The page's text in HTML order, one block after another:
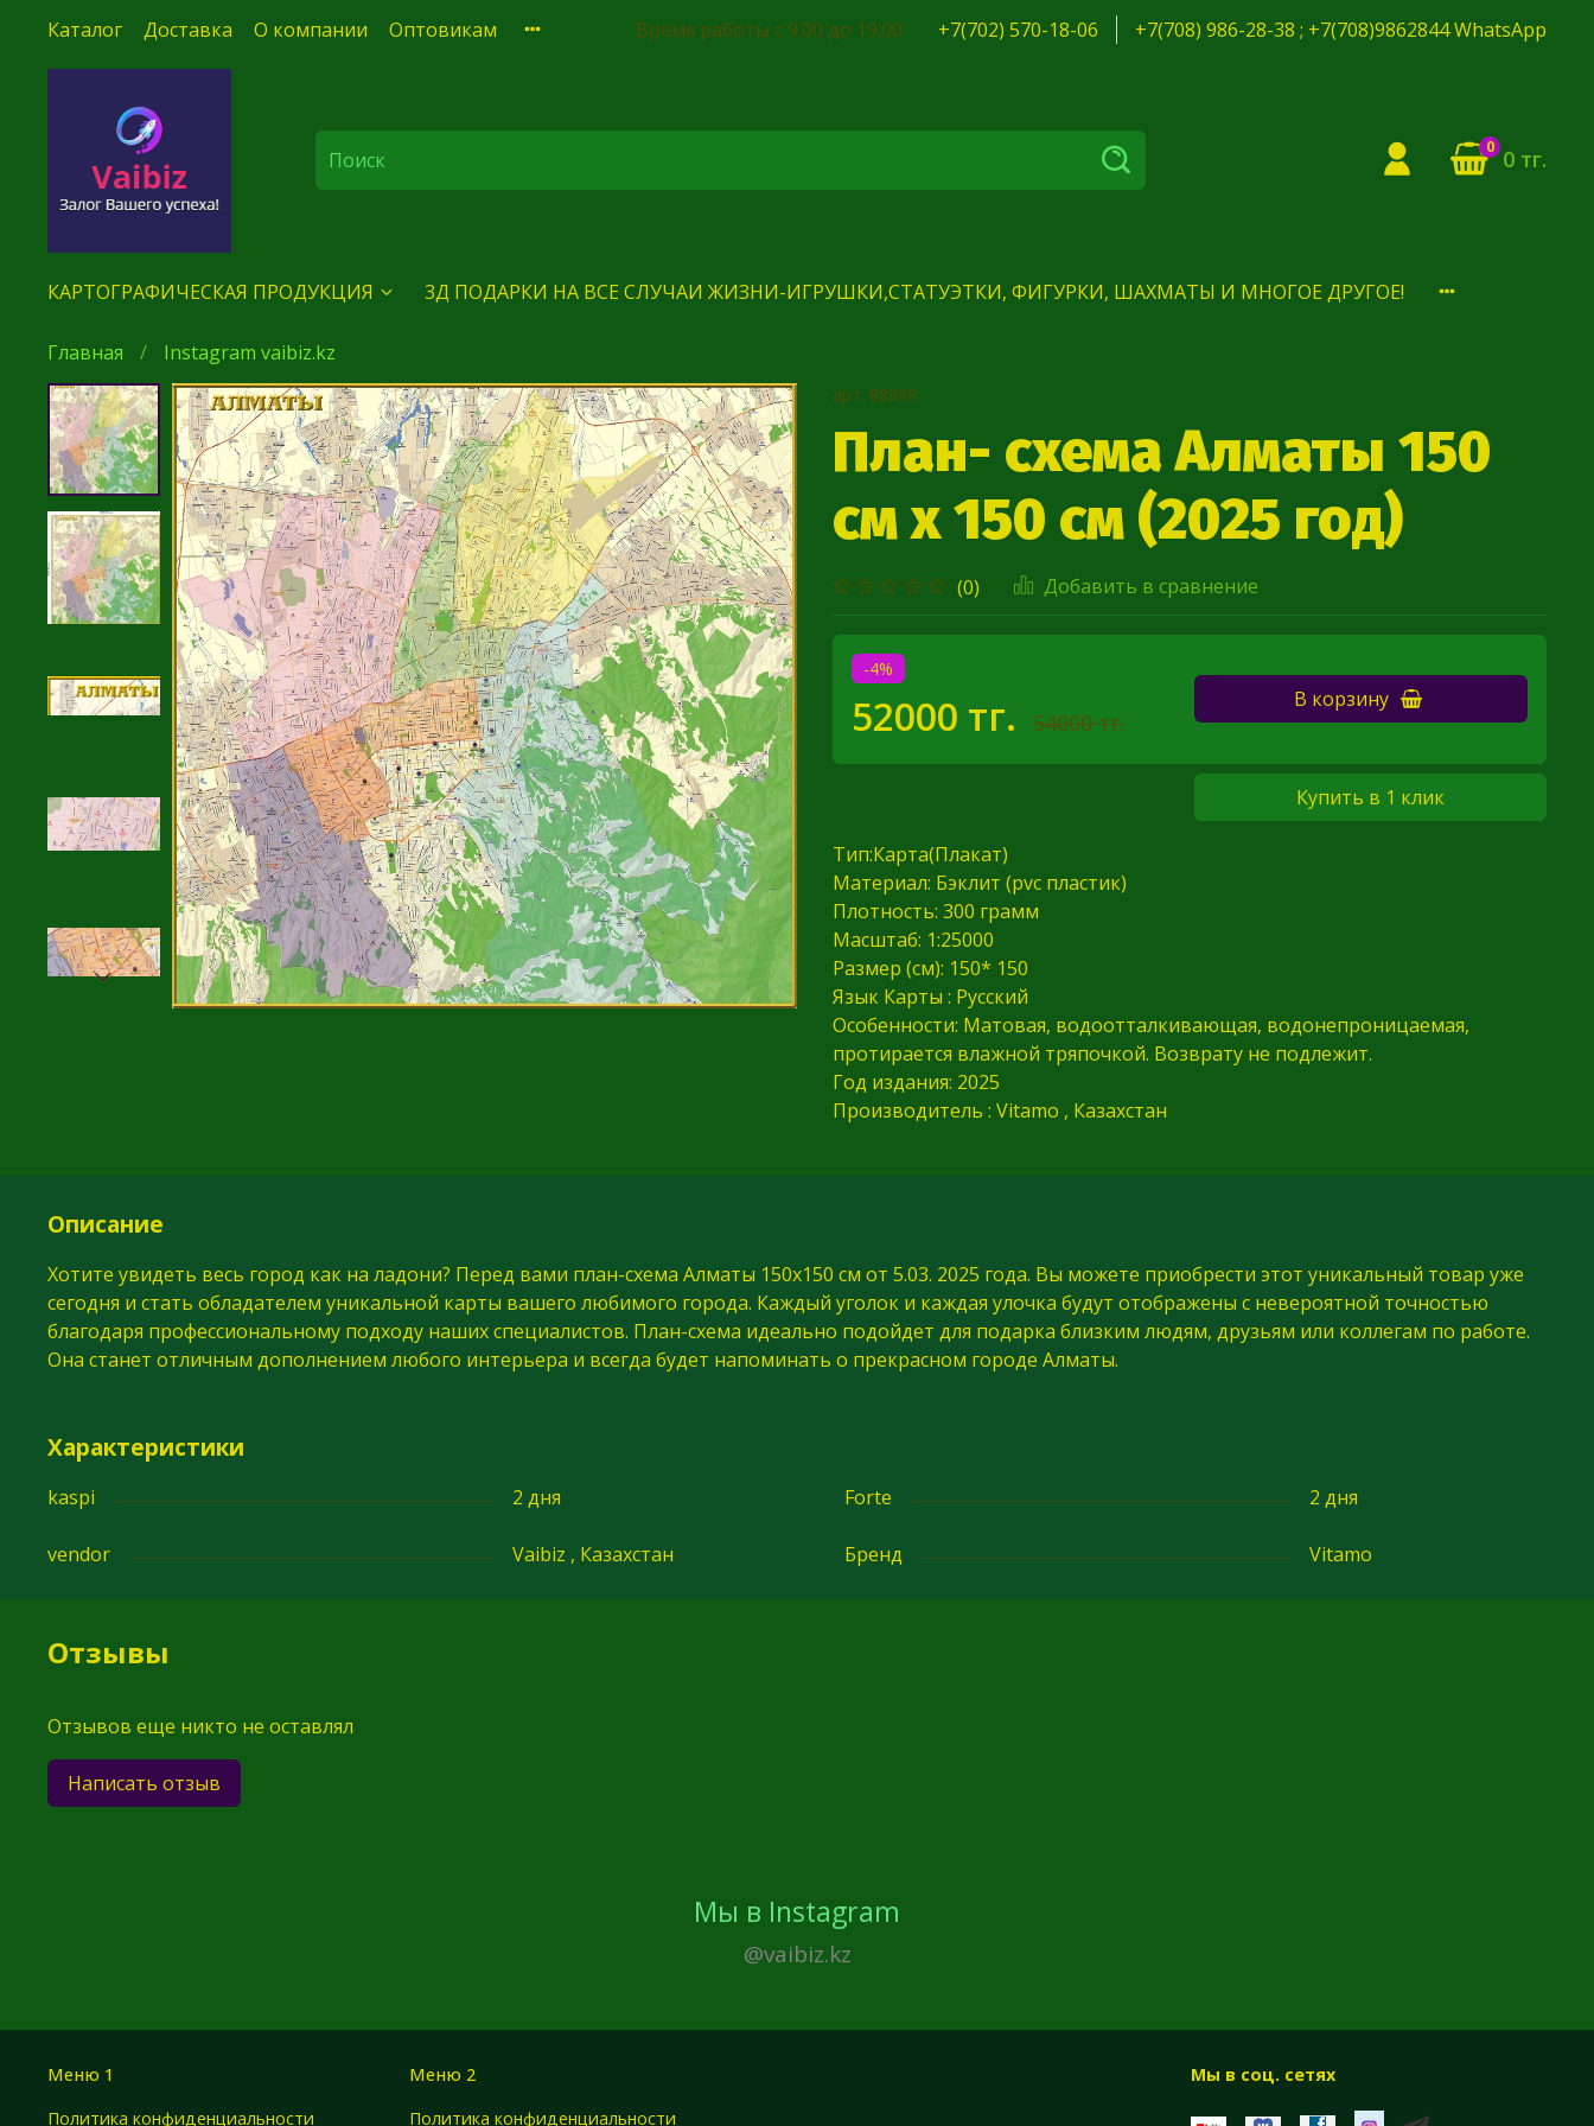
Каталог Доставка О компании Оптовикам Время работы с 9.00 до 19.00 +7(702) 570-18-06 +7(708) 986-28-38 ; +7(708)9862844 WhatsApp
0 0 тг.
КАРТОГРАФИЧЕСКАЯ ПРОДУКЦИЯ 3Д ПОДАРКИ НА ВСЕ СЛУЧАИ ЖИЗНИ-ИГРУШКИ,СТАТУЭТКИ, ФИГУРКИ, ШАХМАТЫ И МНОГОЕ ДРУГОЕ!
Главная Instagram vaibiz.kz
арт. 88998
План- схема Алматы 150
см х 150 см (2025 год)
(0) Добавить в сравнение
-4%
52000 тг. 54000 тг.
В корзину
Купить в 1 клик
Тип:Карта(Плакат)
Материал: Бэклит (pvc пластик)
Плотность: 300 грамм
Масштаб: 1:25000
Размер (см): 150* 150
Язык Карты : Русский
Особенности: Матовая, водоотталкивающая, водонепроницаемая,
протирается влажной тряпочкой. Возврату не подлежит.
Год издания: 2025
Производитель : Vitamo , Казахстан
Описание
Хотите увидеть весь город как на ладони? Перед вами план-схема Алматы 150х150 см от 5.03. 2025 года. Вы можете приобрести этот уникальный товар уже
сегодня и стать обладателем уникальной карты вашего любимого города. Каждый уголок и каждая улочка будут отображены с невероятной точностью
благодаря профессиональному подходу наших специалистов. План-схема идеально подойдет для подарка близким людям, друзьям или коллегам по работе.
Она станет отличным дополнением любого интерьера и всегда будет напоминать о прекрасном городе Алматы.
Характеристики
kaspi 2 дня Forte 2 дня
vendor Vaibiz , Казахстан Бренд Vitamo
Отзывы
Отзывов еще никто не оставлял
Написать отзыв
Мы в Instagram
@vaibiz.kz
Меню 1
Политика конфиденциальности
Меню 2
Политика конфиденциальности
Мы в соц. сетях